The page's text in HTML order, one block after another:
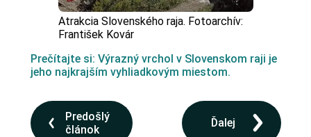
Atrakcia Slovenského raja. Fotoarchív:
František Kovár
Prečítajte si: Výrazný vrchol v Slovenskom raji je
jeho najkrajším vyhliadkovým miestom.
Predošlý
článok
Ďalej